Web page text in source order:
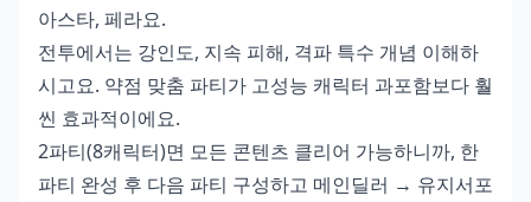
아스타, 페라요.
전투에서는 강인도, 지속 피해, 격파 특수 개념 이해하
시고요. 약점 맞춤 파티가 고성능 캐릭터 과포함보다 훨
씬 효과적이에요.
2파티(8캐릭터)면 모든 콘텐츠 클리어 가능하니까, 한
파티 완성 후 다음 파티 구성하고 메인딜러 → 유지서포